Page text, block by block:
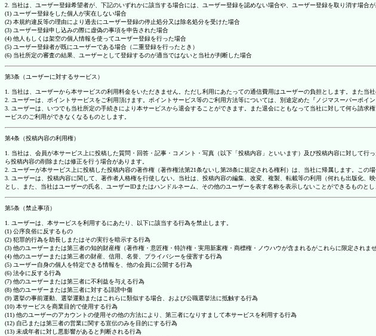
2. 当社は、ユーザー登録希望者が、下記のいずれかに該当する場合には、ユーザー登録を認めない場合や、ユーザー登録を取り消す場
(1) ユーザー登録をした個人が実在しない場合
(2) 本規約違反等の理由により過去にユーザー登録の停止処分又は除名処分を受けた場合
(3) ユーザー登録申し込みの際に虚偽の事項を申告された場合
(4) 他人もしくは架空の個人情報を使ってユーザー登録を行った場合
(5) ユーザー登録者が既にユーザーである場合（二重登録を行ったとき）
(6) 当社所定の審査の結果、ユーザーとして登録するのが適当ではないと当社が判断した場合
第3条（ユーザーに対するサービス）
1. 当社は、ユーザーから本サービスの利用料金をいただきません。ただし利用にあたっての通信費用はユーザーの負担とします。また当
2. ユーザーは、ポイントサービスをご利用頂けます。ポイントサービス等のご利用方法等については、別途定めた『ノジマスーパーポイ
3. ユーザーは、いつでも当社所定の手続きにより本サービスから退会することができます。また退会にともなって当社に対して何ら請
ービスのご利用ができなくなるものとします。
第4条（投稿内容の利用権）
1. 当社は、会員が本サービス上に投稿した質問・回答・記事・コメント・写真（以下「投稿内容」といいます）及び投稿内容に対して
ら投稿内容の削除または修正を行う場合があります。
2. ユーザーが本サービス上に投稿した投稿内容の著作権（著作権法第21条ないし第28条に規定される権利）は、当社に帰属します。この
3. ユーザーは、投稿内容に関して、著作者人格権を行使しない。当社は、投稿内容の編集、改変、複製、転載等の利用（何れも出版化
とし、また、当社はユーザーの氏名、ユーザーIDまたはハンドルネーム、その他のユーザーを表す名称を表示しないことができるものとし
第5条（禁止事項）
1. ユーザーは、本サービスを利用するにあたり、以下に該当する行為を禁止します。
(1) 公序良俗に反するもの
(2) 犯罪的行為を助長しまたはその実行を暗示する行為
(3) 他のユーザーまたは第三者の知的財産権（著作権・意匠権・特許権・実用新案権・商標権・ノウハウが含まれるがこれらに限定されま
(4) 他のユーザーまたは第三者の財産、信用、名誉、プライバシーを侵害する行為
(5) ユーザー自身の個人を特定できる情報を、他の会員に公開する行為
(6) 法令に反する行為
(7) 他のユーザーまたは第三者に不利益を与える行為
(8) 他のユーザーまたは第三者に対する誹謗中傷
(9) 選挙の事前運動、選挙運動またはこれらに類似する場合、および公職選挙法に抵触する行為
(10) 本サービスを商業目的で使用する行為
(11) 他のユーザーのアカウントの使用その他の方法により、第三者になりすまして本サービスを利用する行為
(12) 自己または第三者の営業に関する宣伝のみを目的にする行為
(13) 未成年者に対し悪影響があると判断される行為